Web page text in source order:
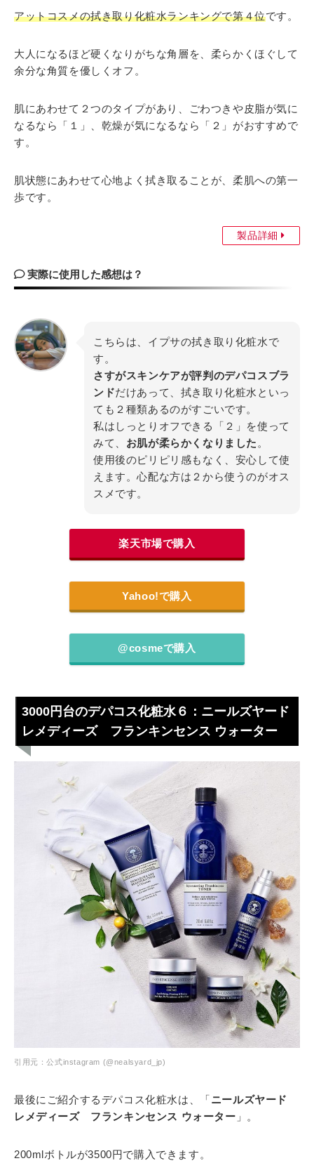
アットコスメの拭き取り化粧水ランキングで第４位です。
大人になるほど硬くなりがちな角層を、柔らかくほぐして
余分な角質を優しくオフ。
肌にあわせて２つのタイプがあり、ごわつきや皮脂が気に
なるなら「１」、乾燥が気になるなら「２」がおすすめで
す。
肌状態にあわせて心地よく拭き取ることが、柔肌への第一
歩です。
製品詳細
実際に使用した感想は？
こちらは、イプサの拭き取り化粧水で
す。
さすがスキンケアが評判のデパコスブラ
ンドだけあって、拭き取り化粧水といっ
ても２種類あるのがすごいです。
私はしっとりオフできる「２」を使って
みて、 お肌が柔らかくなりました 。
使用後のピリピリ感もなく、安心して使
えます。心配な方は２から使うのがオス
スメです。
楽天市場で購入
Yahoo!で購入
@cosmeで購入
3000円台のデパコス化粧水６：ニールズヤード
レメディーズ フランキンセンス ウォーター
引用元：公式instagram (@nealsyard_jp)
最後にご紹介するデパコス化粧水は、「ニールズヤード
レメディーズ フランキンセンス ウォーター 」。
200mlボトルが3500円で購入できます。